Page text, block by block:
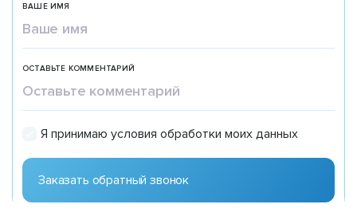
ВАШЕ ИМЯ
ОСТАВЬТЕ КОММЕНТАРИЙ
Я принимаю условия обработки моих данных